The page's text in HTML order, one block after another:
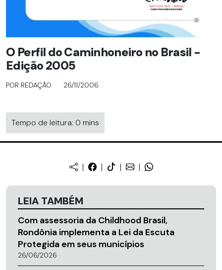
O Perfil do Caminhoneiro no Brasil -
Edição 2005
POR REDAÇÃO 26/11/2006
Tempo de leitura: 0 mins
LEIA TAMBÉM
Com assessoria da Childhood Brasil,
Rondônia implementa a Lei da Escuta
Protegida em seus municípios
26/06/2026